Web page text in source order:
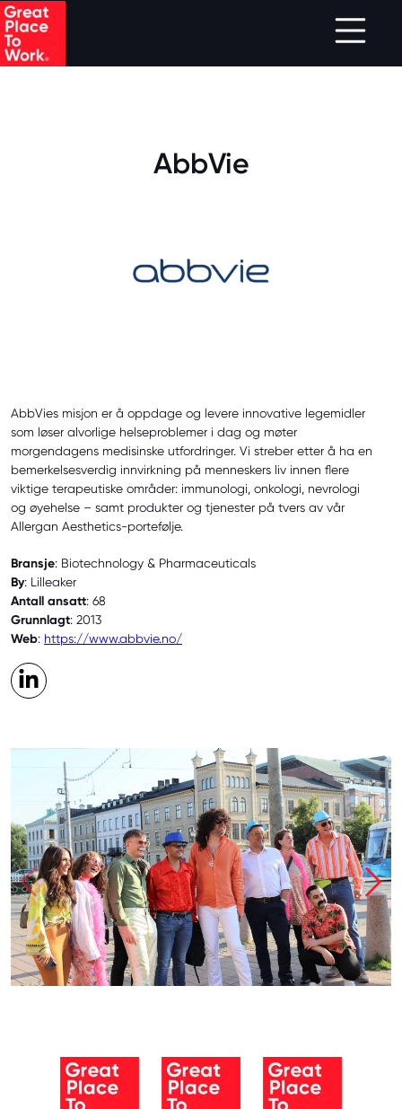
.
Skip to main content
AbbVie
AbbVies misjon er å oppdage og levere innovative legemidler
som løser alvorlige helseproblemer i dag og møter
morgendagens medisinske utfordringer. Vi streber etter å ha en
bemerkelsesverdig innvirkning på menneskers liv innen flere
viktige terapeutiske områder: immunologi, onkologi, nevrologi
og øyehelse – samt produkter og tjenester på tvers av vår
Allergan Aesthetics-portefølje.
Bransje: Biotechnology & Pharmaceuticals
By: Lilleaker
Antall ansatt: 68
Grunnlagt: 2013
Web: https://www.abbvie.no/
LinkedIn